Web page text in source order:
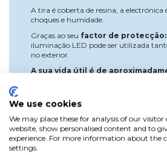
A tira é coberta de resina, a
choques e humidade.
Graças ao seu factor de protecção:
iluminação LED pode ser utilizada
no exterior.
A sua vida útil é de
transformador para poder ligá-lo
de 220 V-230 V. Não deve ser ligado
isso provocará um curto-circuito e os
Para mais de 15 ou 20 m de tira é
amplificador.
We use cookies
We may place these for analysis of our
website, show personalised content and to
experience. For more information about the
settings.